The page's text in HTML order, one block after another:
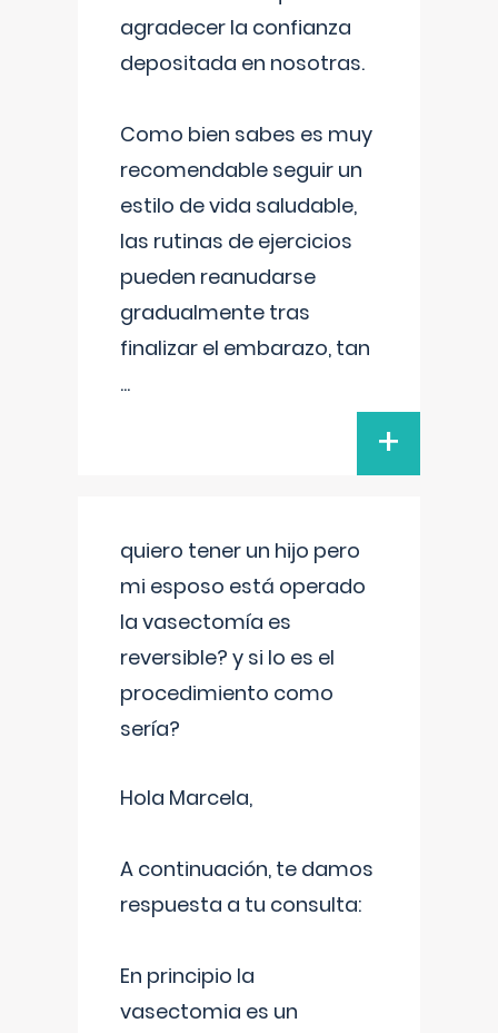
agradecer la confianza
depositada en nosotras.
Como bien sabes es muy
recomendable seguir un
estilo de vida saludable,
las rutinas de ejercicios
pueden reanudarse
gradualmente tras
finalizar el embarazo, tan
...
+
quiero tener un hijo pero
mi esposo está operado
la vasectomía es
reversible? y si lo es el
procedimiento como
sería?
Hola Marcela,
A continuación, te damos
respuesta a tu consulta:
En principio la
vasectomia es un